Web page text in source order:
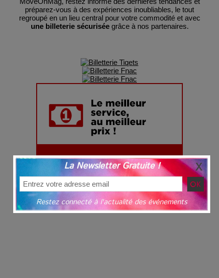
préparez-vous à des expériences inoubliables, le tout
regroupé en un lieu central pour votre commodité et avec
une billeterie sécuriséegrâce à nos partenaires.
La Newsletter Gratuite !
Restez connecté à l'actualité des événements